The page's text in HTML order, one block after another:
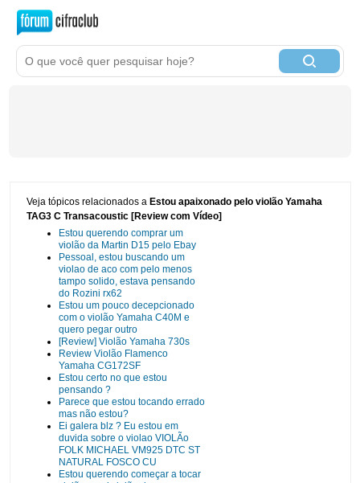
Veja tópicos relacionados a Estou apaixonado pelo violão Yamaha
TAG3 C Transacoustic [Review com Vídeo]
Estou querendo comprar um
violão da Martin D15 pelo Ebay
Pessoal, estou buscando um
violao de aco com pelo menos
tampo solido, estava pensando
do Rozini rx62
Estou um pouco decepcionado
com o violão Yamaha C40M e
quero pegar outro
[Review] Violão Yamaha 730s
Review Violão Flamenco
Yamaha CG172SF
Estou certo no que estou
pensando ?
Parece que estou tocando errado
mas não estou?
Ei galera blz ? Eu estou em
duvida sobre o violao VIOLÃo
FOLK MICHAEL VM925 DTC ST
NATURAL FOSCO CU
Estou querendo começar a tocar